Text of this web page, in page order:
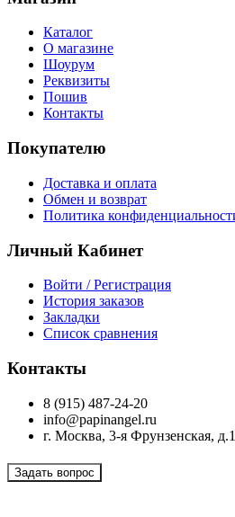
Каталог
О магазине
Шоурум
Реквизиты
Пошив
Контакты
Покупателю
Доставка и оплата
Обмен и возврат
Политика
Личный Кабинет
Войти / Регистрация
История заказов
Закладки
Список сравнения
Контакты
8 (915) 487-24-20
info@papinangel.ru
г. Москва, 3-я Фрунзенская,
Задать вопрос